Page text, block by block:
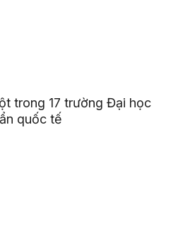
trong 17 trường Đại học
quốc tế